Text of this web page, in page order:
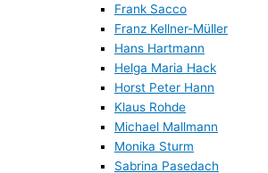
Frank Sacco
Franz Kellner-Müller
Hans Hartmann
Helga Maria Hack
Horst Peter Hann
Klaus Rohde
Michael Mallmann
Monika Sturm
Sabrina Pasedach